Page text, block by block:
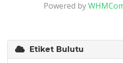
Powered by
Etiket Bulutu